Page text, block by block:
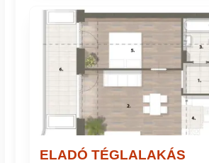
ELADÓ TÉGLALAKÁS